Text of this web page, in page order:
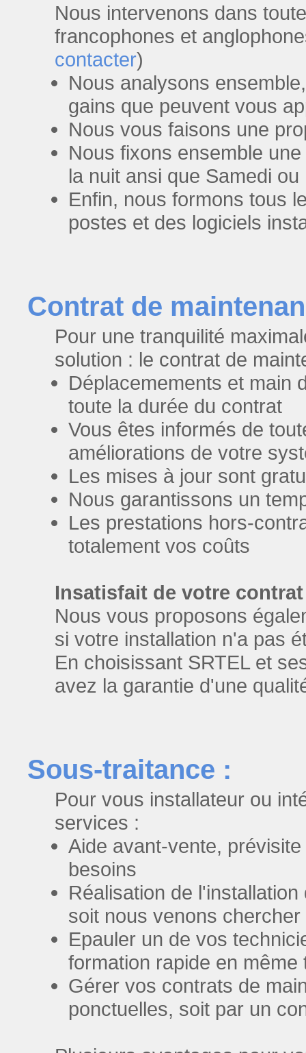
Nous intervenons dans
francophones et
contacter)
Nous analysons
gains que peuvent vous
Nous vous faisons une
Nous fixons ensemble
la nuit ansi que Samedi
Enfin, nous formons tous
postes et des logiciels
Contrat de
Pour une tranquilité
solution : le contrat de
Déplacemements et main
toute la durée du contrat
Vous êtes informés de
améliorations de votre
Les mises à jour sont
Nous garantissons un
Les prestations hors-
totalement vos coûts
Insatisfait de votre
Nous vous proposons
si votre installation n'a pas
En choisissant SRTEL et
avez la garantie d'une
Sous-traitance :
Pour vous installateur ou
services :
Aide avant-vente,
besoins
Réalisation de
soit nous venons
Epauler un de vos
formation rapide en même
Gérer vos contrats de
ponctuelles, soit par un